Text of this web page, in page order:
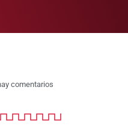
comentarios